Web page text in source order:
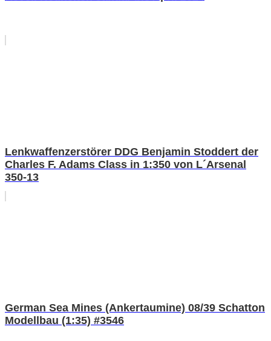
Lenkwaffenzerstörer DDG Benjamin Stoddert der
Charles F. Adams Class in 1:350 von L´Arsenal
350-13
German Sea Mines (Ankertaumine) 08/39 Schatton
Modellbau (1:35) #3546